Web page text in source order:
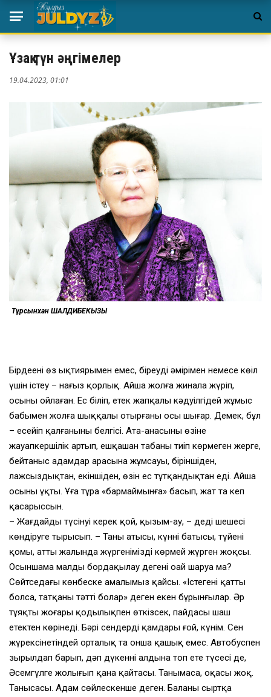
Ұзақ түн әңгімелер
19.04.2023, 01:01
Тұрсынхан ШАЛДИБЕКҚЫЗЫ
Бірдеңені өз ықтиярыңмен емес, біреудің әмірімен немесе көңіл
үшін істеу – нағыз қорлық. Айша жолға жинала жүріп,
осыны ойлаған. Ес біліп, етек жапқалы кәдуілгідей жұмыс
бабымен жолға шыққалы отырғаны осы шығар. Демек, бұл
– есейіп қалғанының белгісі. Ата-анасының өзіне
жауапкершілік артып, ешқашан табаны тиіп көрмеген жерге,
бейтаныс адамдар арасына жұмсауы, біріншіден,
лажсыздықтан, екіншіден, өзін ес тұтқандықтан еді. Айша
осыны ұқты. Ұға тұра «бармаймынға» басып, жат та кеп
қасарыссын.
– Жағдайды түсінуің керек қой, қызым-ау, – деді шешесі
көндіруге тырысып. – Таңның атысы, күннің батысы, түйенің
қомы, аттың жалында жүргенімізді көрмей жүрген жоқсың.
Осыншама малды бордақылау дегенің оңай шаруа ма?
Сөйтседағы көнбеске амалымыз қайсы. «Істегенің қатты
болса, татқаның тәтті болар» деген екен бұрынғылар. Әр
тұяқты жоғары қоңдылықпен өткізсек, пайдасы шаш
етектен көрінеді. Бәрі сендердің қамдарың ғой, күнім. Сен
жүрексінетіндей орталық та онша қашық емес. Автобуспен
зырылдап барып, дәп дүкеннің алдына топ ете түсесің де,
Әсемгүлге жолығып қана қайтасың. Танымасаң, оқасы жоқ.
Танысасың. Адам сөйлескенше деген. Баланы сыртқа